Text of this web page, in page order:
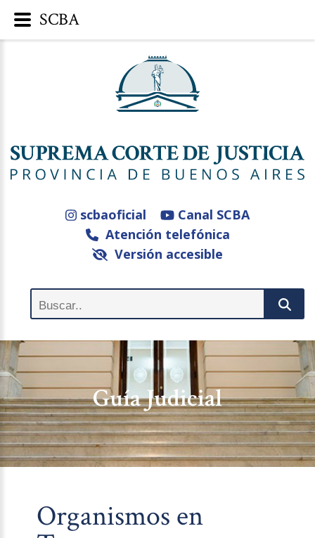
scbaoficial
Canal SCBA
Atención telefónica
Versión accesible
Guía Judicial
Organismos en
SCBA